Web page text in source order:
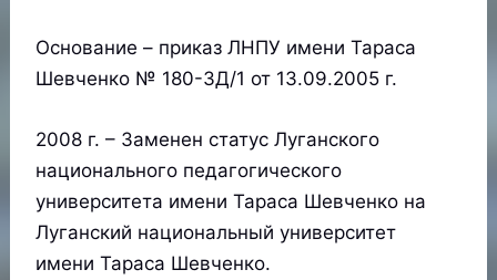
Основание – приказ ЛНПУ имени Тараса
Шевченко № 180-3Д/1 от 13.09.2005 г.
2008 г. – Заменен статус Луганского
национального педагогического
университета имени Тараса Шевченко на
Луганский национальный университет
имени Тараса Шевченко.